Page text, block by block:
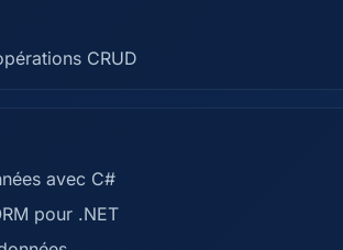
CRUD
avec C#
pour .NET